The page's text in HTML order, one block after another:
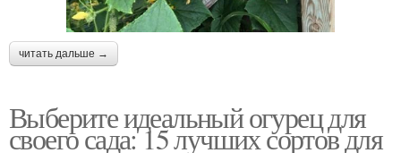
читать дальше →
Выберите идеальный огурец для
своего сада: 15 лучших сортов для